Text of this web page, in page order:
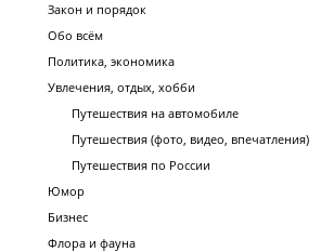
Закон и порядок
Обо всём
Политика, экономика
Увлечения, отдых, хобби
Путешествия на автомобиле
Путешествия (фото, видео, впечатления)
Путешествия по России
Юмор
Бизнес
Флора и фауна